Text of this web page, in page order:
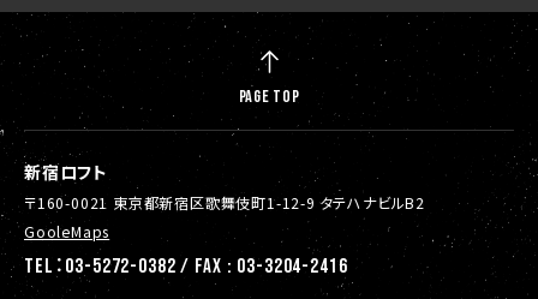
新宿ロフト
〒160-0021 東京都新宿区歌舞伎町1-12-9 タテハナビルB2
GooleMaps
TEL：03-5272-0382 / FAX : 03-3204-2416
PAGE TOP